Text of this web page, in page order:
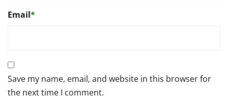
Email*
Save my name, email, and website in this browser for
the next time I comment.